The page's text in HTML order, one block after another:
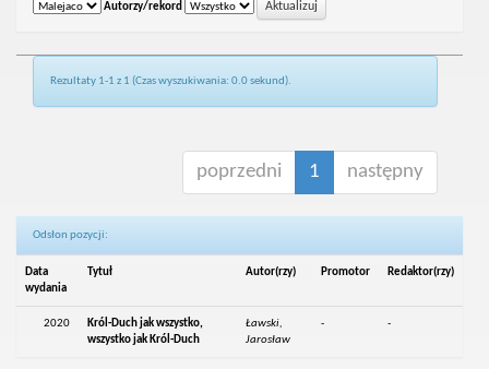
Autorzy/rekord
Rezultaty 1-1 z 1 (Czas wyszukiwania: 0.0 sekund).
poprzedni 1 następny
Odsłon pozycji:
Data
wydania
Tytuł Autor(rzy) Promotor Redaktor(rzy)
2020
Król-Duch jak wszystko,
wszystko jak Król-Duch
Ławski,
Jarosław
- -